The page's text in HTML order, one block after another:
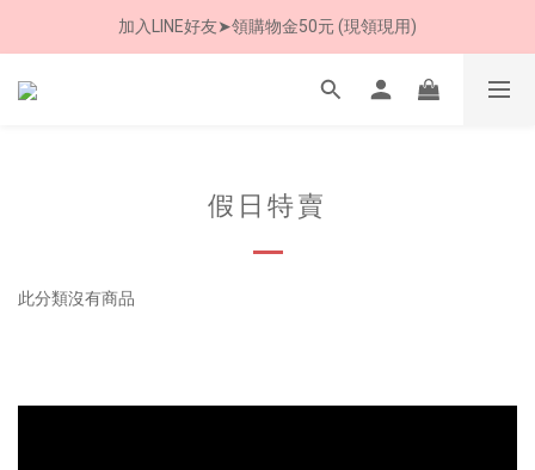
8/8 父親節限定 超商取貨免運費
加入LINE好友➤領購物金50元 (現領現用)
7/30-8/24 全館買就送 雨傘收納袋(乙個)
假日特賣
此分類沒有商品